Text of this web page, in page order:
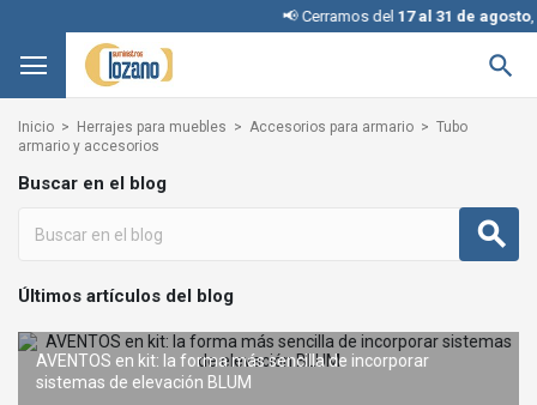
📢 Cerramos del17 al 31 de agosto,

Inicio Herrajes para muebles Accesorios para armario
Tubo
armario y accesorios
Buscar en el blog
Últimos artículos del blog
REVEGO de BLUM: el sistema de puertas escamoteables que
AVENTOS en kit: la forma más sencilla de incorporar
sistemas de elevación BLUM
Condena con llave: una solución inteligente y segura sin